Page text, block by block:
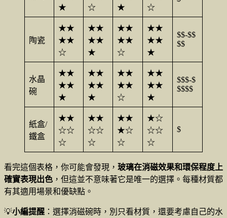
★
☆
★
☆
陶瓷
★★
★★
☆
★★
★★
★
★★
★★
☆
★★
★★
★
$$-$$
$$
水晶
碗
★★
★★
★
★★
★★
★
★★
★★
☆
★★
★★
★
$$$-$
$$$$
紙盒/
鐵盒
★★
☆☆
☆
★★
☆☆
☆
★★
★☆
☆
★☆
☆☆
☆
$
看完這個表格，你可能會發現， 玻璃在消磁效果和環保程度上
確實表現出色 ，但這並不意味著它是唯一的選擇。每種材質都
有其適用場景和優缺點。
💡小編提醒 ：選擇消磁碗時，別只看材質，還要考慮自己的水